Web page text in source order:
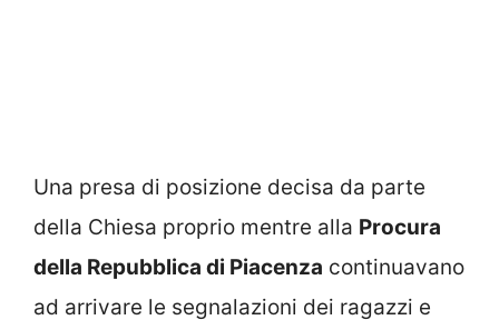
Una presa di posizione decisa da parte
della Chiesa proprio mentre alla Procura
della Repubblica di Piacenza continuavano
ad arrivare le segnalazioni dei ragazzi e